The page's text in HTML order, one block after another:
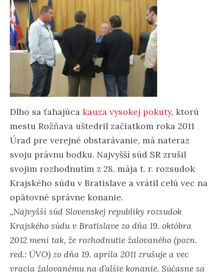
Dlho sa ťahajúca kauza vysokej pokuty, ktorú
mestu Rožňava uštedril začiatkom roka 2011
Úrad pre verejné obstarávanie, má nateraz
svoju právnu bodku. Najvyšší súd SR zrušil
svojim rozhodnutím z 28. mája t. r. rozsudok
Krajského súdu v Bratislave a vrátil celú vec na
opätovné správne konanie.
„Najvyšší súd Slovenskej republiky rozsudok
Krajského súdu v Bratislave zo dňa 19. októbra
2012 mení tak, že rozhodnutie žalovaného (pozn.
red.: ÚVO) zo dňa 19. apríla 2011 zrušuje a vec
vracia žalovanému na d’alšie konanie. Súčasne sa